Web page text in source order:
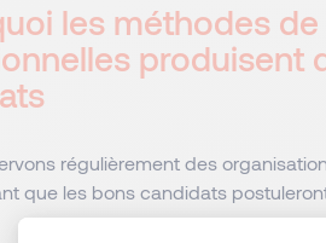
les méthodes
produisent
régulièrement des
que les bons candidats